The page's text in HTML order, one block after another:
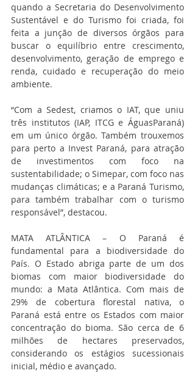
quando a Secretaria do Desenvolvimento
Sustentável e do Turismo foi criada, foi
feita a junção de diversos órgãos para
buscar o equilíbrio entre crescimento,
desenvolvimento, geração de emprego e
renda, cuidado e recuperação do meio
ambiente.
“Com a Sedest, criamos o IAT, que uniu
três institutos (IAP, ITCG e ÁguasParaná)
em um único órgão. Também trouxemos
para perto a Invest Paraná, para atração
de investimentos com foco na
sustentabilidade; o Simepar, com foco nas
mudanças climáticas; e a Paraná Turismo,
para também trabalhar com o turismo
responsável”, destacou.
MATA ATLÂNTICA – O Paraná é
fundamental para a biodiversidade do
País. O Estado abriga parte de um dos
biomas com maior biodiversidade do
mundo: a Mata Atlântica. Com mais de
29% de cobertura florestal nativa, o
Paraná está entre os Estados com maior
concentração do bioma. São cerca de 6
milhões de hectares preservados,
considerando os estágios sucessionais
inicial, médio e avançado.